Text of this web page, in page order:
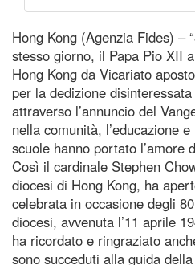
Hong Kong (Agenzia Fides) –
stesso giorno, il Papa Pio XII
Hong Kong da Vicariato
per la dedizione
attraverso l’annuncio del
nella comunità, l’educazione
scuole hanno portato l’amore
Così il cardinale Stephen
diocesi di Hong Kong, ha
celebrata in occasione degli
diocesi, avvenuta l’11 aprile
ha ricordato e ringraziato
sono succeduti alla guida